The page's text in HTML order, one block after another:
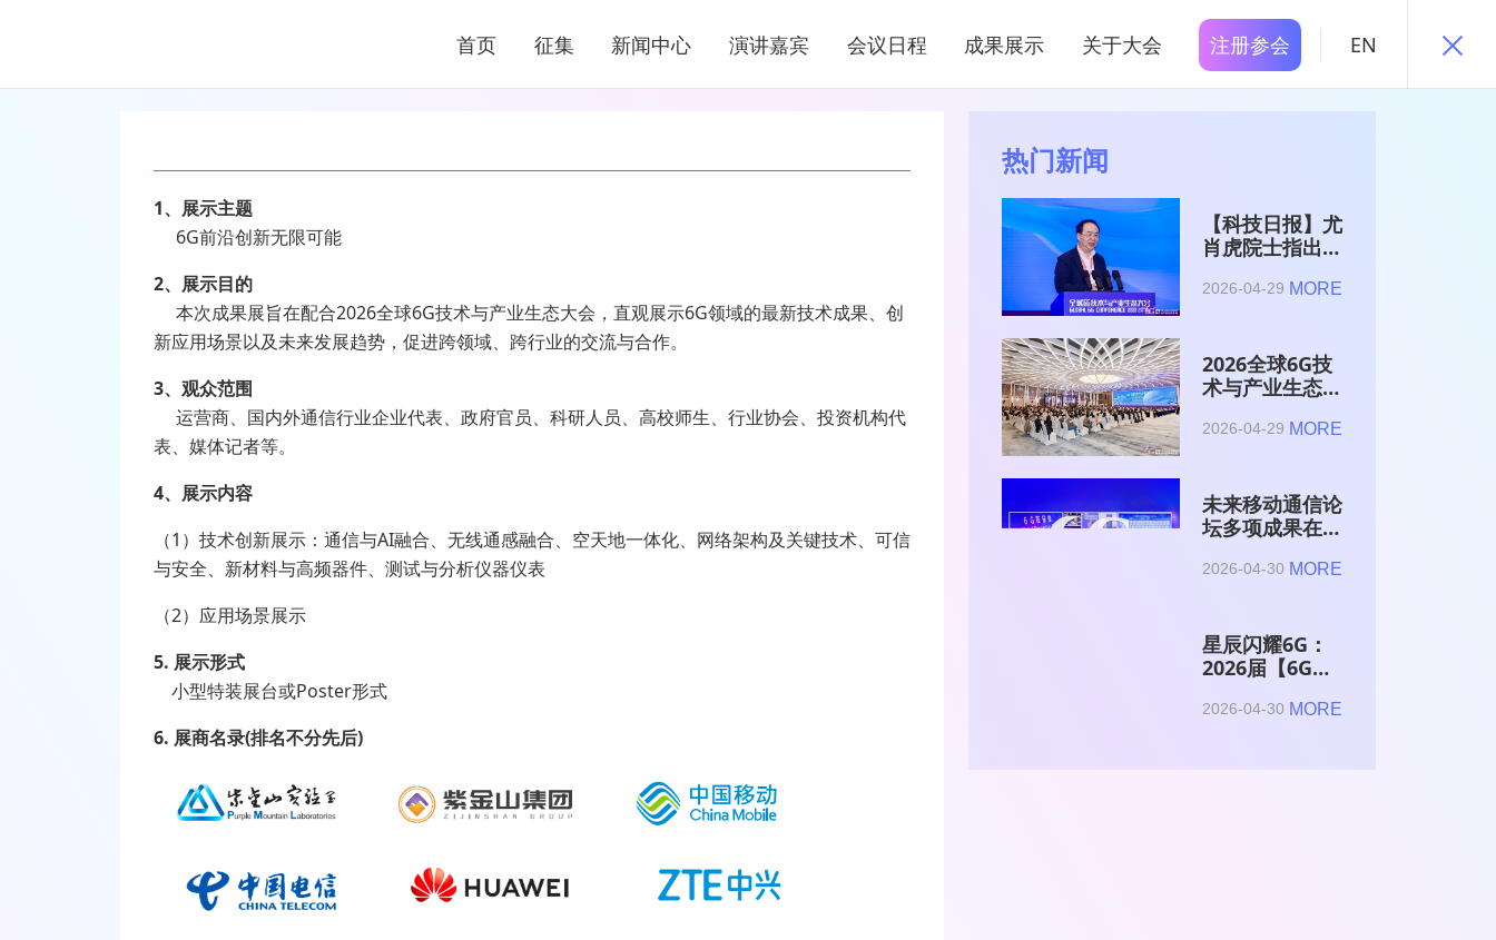
首页 征集 新闻中心 演讲嘉宾 会议日程 成果展示 关于大会 注册参会 EN
1、展示主题
6G前沿创新无限可能
2、展示目的
本次成果展旨在配合2026全球6G技术与产业生态大会，直观展示6G领域的最新技术成果、创
新应用场景以及未来发展趋势，促进跨领域、跨行业的交流与合作。
3、观众范围
运营商、国内外通信行业企业代表、政府官员、科研人员、高校师生、行业协会、投资机构代
表、媒体记者等。
4、展示内容
（1）技术创新展示：通信与AI融合、无线通感融合、空天地一体化、网络架构及关键技术、可信
与安全、新材料与高频器件、测试与分析仪器仪表
（2）应用场景展示
5. 展示形式
小型特装展台或Poster形式
6. 展商名录(排名不分先后)
热门新闻
【科技日报】尤
肖虎院士指出
是赋能AI的发
2026-04-29 MORE
2026全球6G技
术与产业生态大
2026-04-29 MORE
未来移动通信论
坛多项成果在
术与产业生态大
2026-04-30 MORE
星辰闪耀6G：
2026届【6G星
与博士获颁证书
2026-04-30 MORE